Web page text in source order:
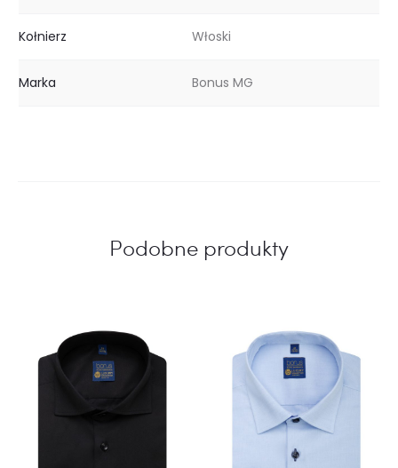
Kołnierz Włoski
Marka Bonus MG
Podobne produkty